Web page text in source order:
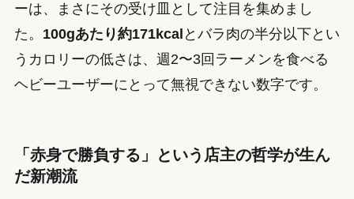
ーは、まさにその受け皿として注目を集めまし
た。 100gあたり約171kcal とバラ肉の半分以下とい
うカロリーの低さは、週2〜3回ラーメンを食べる
ヘビーユーザーにとって無視できない数字です。
「赤身で勝負する」という店主の哲学が生ん
だ新潮流